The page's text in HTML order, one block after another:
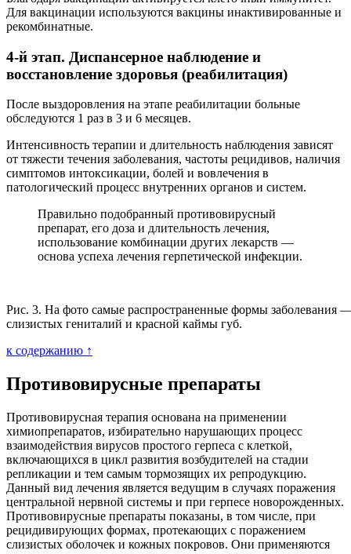
Для вакцинации используются вакцины инактивированные и
рекомбинатные.
4-й этап. Диспансерное наблюдение и
восстановление здоровья (реабилитация)
После выздоровления на этапе реабилитации больные
обследуются 1 раз в 3 и 6 месяцев.
Интенсивность терапии и длительность наблюдения зависят
от тяжести течения заболевания, частоты рецидивов, наличия
симптомов интоксикации, болей и вовлечения в
патологический процесс внутренних органов и систем.
Правильно подобранный противовирусный
препарат, его доза и длительность лечения,
использование комбинации других лекарств —
основа успеха лечения герпетической инфекции.
Рис. 3. На фото самые распространенные формы заболевания
слизистых гениталий и красной каймы губ.
к содержанию ↑
Противовирусные препараты
Противовирусная терапия основана на применении
химиопрепаратов, избирательно нарушающих процесс
взаимодействия вирусов простого герпеса с клеткой,
включающихся в цикл развития возбудителей на стадии
репликации и тем самым тормозящих их репродукцию.
Данный вид лечения является ведущим в случаях поражения
центральной нервной системы и при герпесе новорожденных.
Противовирусные препараты показаны, в том числе, при
рецидивирующих формах, протекающих с поражением
слизистых оболочек и кожных покровов. Они применяются